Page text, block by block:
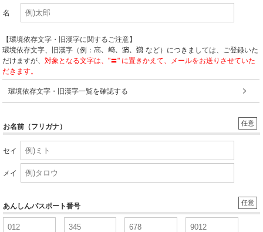
名
【環境依存文字・旧漢字に関するご注意】
環境依存文字、旧漢字（例：
など）につきましては、ご登録いた
だけますが、 対象となる文字は、"〓" に置きかえて、メールをお送りさせていた
だきます。
環境依存文字・旧漢字一覧を確認する
任意
お名前（フリガナ）
セイ
メイ
任意
あんしんパスポート番号